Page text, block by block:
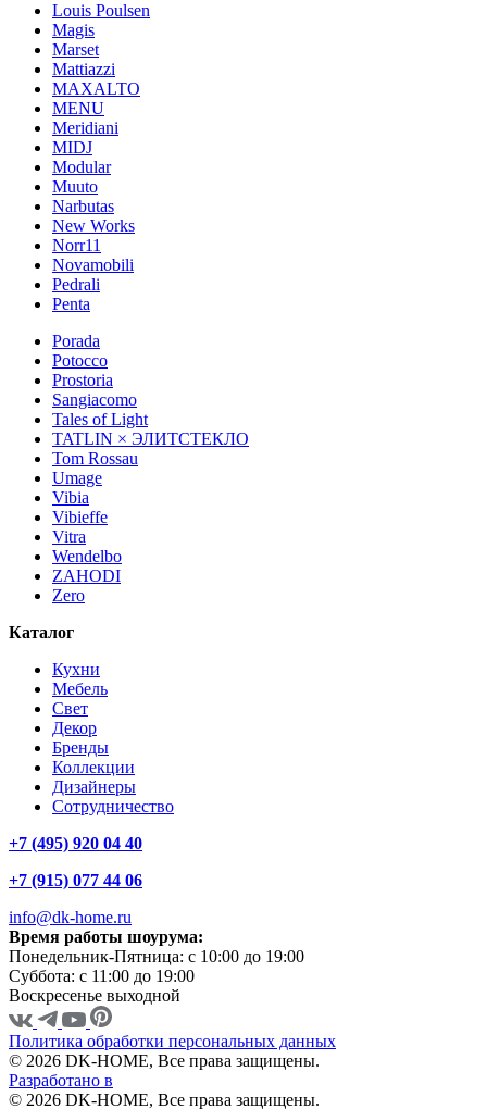
Louis Poulsen
Magis
Marset
Mattiazzi
MAXALTO
MENU
Meridiani
MIDJ
Modular
Muuto
Narbutas
New Works
Norr11
Novamobili
Pedrali
Penta
Porada
Potocco
Prostoria
Sangiacomo
Tales of Light
TATLIN × ЭЛИТСТЕКЛО
Tom Rossau
Umage
Vibia
Vibieffe
Vitra
Wendelbo
ZAHODI
Zero
Каталог
Кухни
Мебель
Свет
Декор
Бренды
Коллекции
Дизайнеры
Сотрудничество
+7 (495) 920 04 40
+7 (915) 077 44 06
info@dk-home.ru
Время работы шоурума:
Понедельник-Пятница: c 10:00 до 19:00
Суббота: c 11:00 до 19:00
Воскресенье выходной
Политика обработки персональных данных
© 2026 DK-HOME, Все права защищены.
Разработано в
© 2026 DK-HOME, Все права защищены.